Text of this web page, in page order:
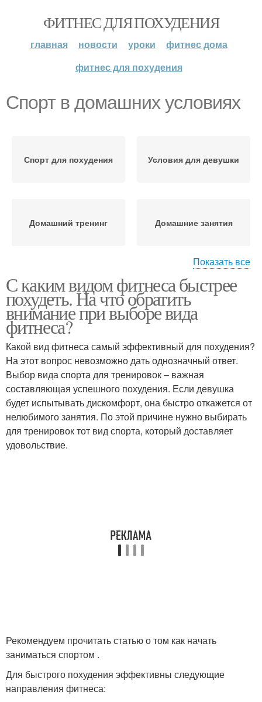
ФИТНЕС ДЛЯ ПОХУДЕНИЯ
главная новости уроки
фитнес дома
фитнес для похудения
Спорт в домашних условиях
Спорт для похудения Условия для девушки
Домашний тренинг Домашние занятия
домашних условиях
Условия для мужчин
Домашние тренировки Условия для новичков
Условия для девушек
Тренировка в домашних
условиях
Показать все
С каким видом фитнеса быстрее
похудеть. На что обратить
внимание при выборе вида
фитнеса?
Какой вид фитнеса самый эффективный для похудения?
На этот вопрос невозможно дать однозначный ответ.
Выбор вида спорта для тренировок – важная
составляющая успешного похудения. Если девушка
будет испытывать дискомфорт, она быстро откажется от
нелюбимого занятия. По этой причине нужно выбирать
для тренировок тот вид спорта, который доставляет
удовольствие.
Рекомендуем прочитать статью о том как начать
заниматься спортом .
Для быстрого похудения эффективны следующие
направления фитнеса: